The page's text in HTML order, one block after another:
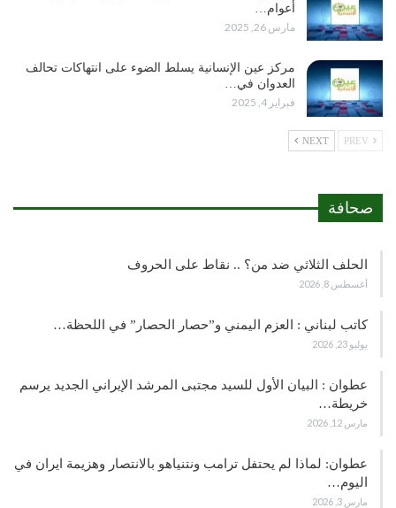
أعوام…
مارس 26, 2025
مركز عين الإنسانية يسلط الضوء على انتهاكات تحالف
العدوان في…
فبراير 4, 2025
NEXT
صحافة
الحلف الثلاثي ضد من؟ .. نقاط على الحروف
أغسطس 8, 2026
كاتب لبناني : العزم اليمني و”حصار الحصار” في اللحظة…
يوليو 23, 2026
عطوان : البيان الأول للسيد مجتبى المرشد الإيراني الجديد يرسم
خريطة…
مارس 12, 2026
عطوان: لماذا لم يحتفل ترامب ونتنياهو بالانتصار وهزيمة ايران في
اليوم…
مارس 3, 2026